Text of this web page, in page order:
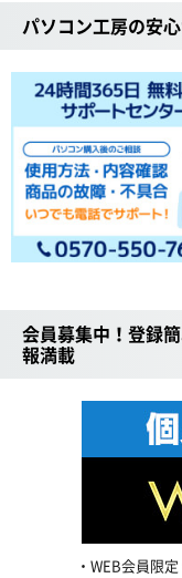
パソコン工房の安
会員募集中！登録
報満載
WEB会員限定